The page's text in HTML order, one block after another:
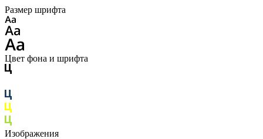
Размер шрифта
Цвет фона и шрифта
Изображения